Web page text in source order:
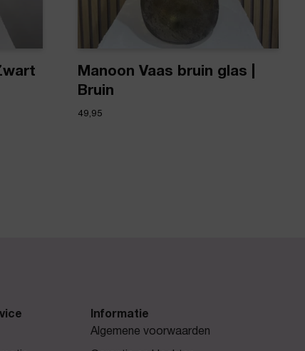
Manoon Vaas bruin glas |
Bruin
49,95
Informatie
Algemene voorwaarden